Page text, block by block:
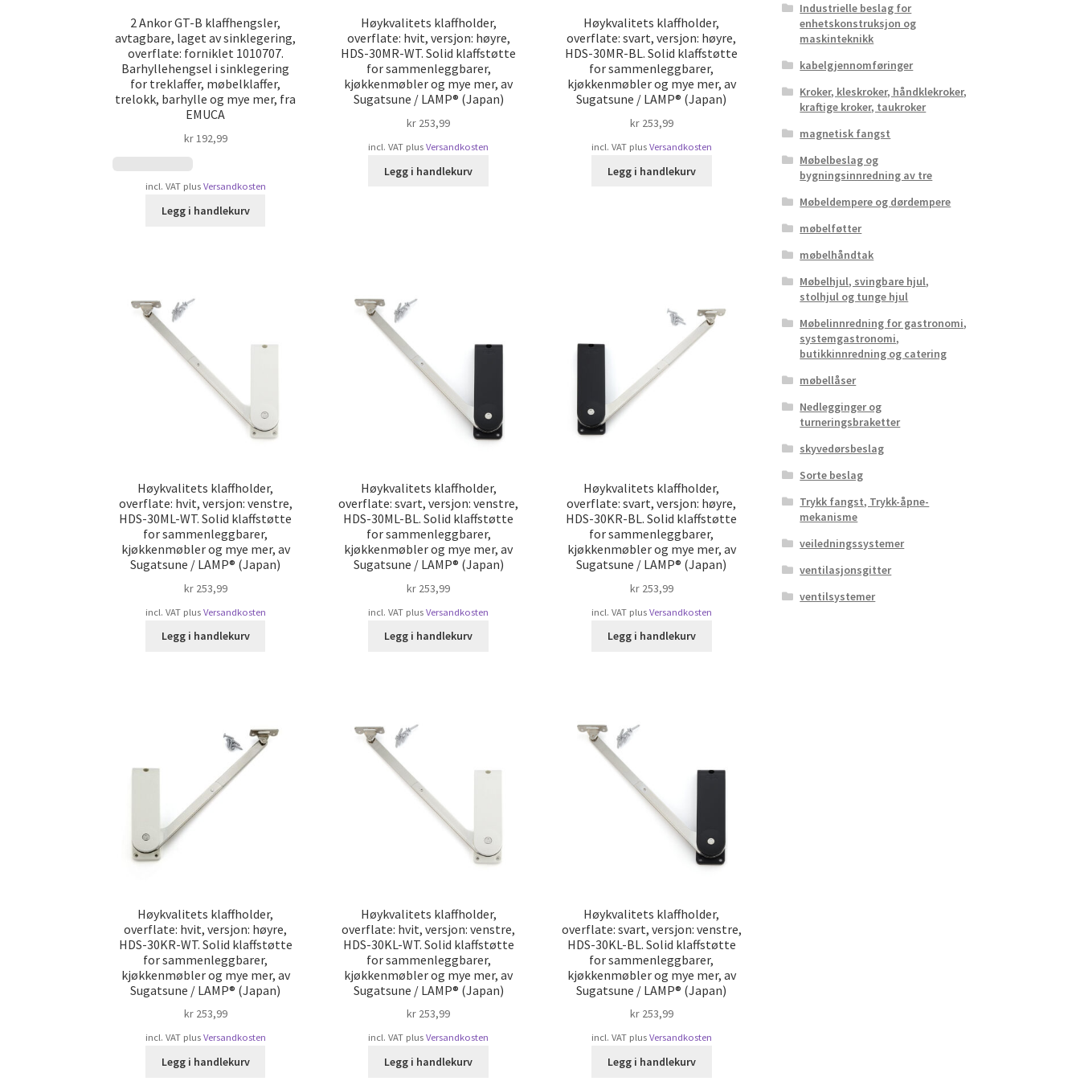
2 Ankor GT-B klaffhengsler,
avtagbare, laget av sinklegering,
overflate: forniklet 1010707.
Barhyllehengsel i sinklegering
for treklaffer, møbelklaffer,
trelokk, barhylle og mye mer, fra
EMUCA
kr192,99
incl. VAT plus Versandkosten
Legg i handlekurv
Høykvalitets klaffholder,
overflate: hvit, versjon: høyre,
HDS-30MR-WT. Solid klaffstøtte
for sammenleggbarer,
kjøkkenmøbler og mye mer, av
Sugatsune / LAMP® (Japan)
kr 253,99
incl. VAT plusVersandkosten
Legg i handlekurv
Høykvalitets klaffholder,
overflate: svart, versjon: høyre,
HDS-30MR-BL. Solid klaffstøtte
for sammenleggbarer,
kjøkkenmøbler og mye mer, av
Sugatsune / LAMP® (Japan)
kr253,99
incl. VAT plus Versandkosten
Legg i handlekurv
Høykvalitets klaffholder,
overflate: hvit, versjon: venstre,
HDS-30ML-WT. Solid klaffstøtte
for sammenleggbarer,
kjøkkenmøbler og mye mer, av
Sugatsune / LAMP® (Japan)
kr253,99
incl. VAT plus Versandkosten
Legg i handlekurv
Høykvalitets klaffholder,
overflate: svart, versjon: venstre,
HDS-30ML-BL. Solid klaffstøtte
for sammenleggbarer,
kjøkkenmøbler og mye mer, av
Sugatsune / LAMP® (Japan)
kr 253,99
incl. VAT plusVersandkosten
Legg i handlekurv
Høykvalitets klaffholder,
overflate: svart, versjon: høyre,
HDS-30KR-BL. Solid klaffstøtte
for sammenleggbarer,
kjøkkenmøbler og mye mer, av
Sugatsune / LAMP® (Japan)
kr253,99
incl. VAT plus Versandkosten
Legg i handlekurv
Høykvalitets klaffholder,
overflate: hvit, versjon: høyre,
HDS-30KR-WT. Solid klaffstøtte
for sammenleggbarer,
kjøkkenmøbler og mye mer, av
Sugatsune / LAMP® (Japan)
kr253,99
incl. VAT plus Versandkosten
Legg i handlekurv
Høykvalitets klaffholder,
overflate: hvit, versjon: venstre,
HDS-30KL-WT. Solid klaffstøtte
for sammenleggbarer,
kjøkkenmøbler og mye mer, av
Sugatsune / LAMP® (Japan)
kr 253,99
incl. VAT plusVersandkosten
Legg i handlekurv
Høykvalitets klaffholder,
overflate: svart, versjon: venstre,
HDS-30KL-BL. Solid klaffstøtte
for sammenleggbarer,
kjøkkenmøbler og mye mer, av
Sugatsune / LAMP® (Japan)
kr253,99
incl. VAT plus Versandkosten
Legg i handlekurv
Industrielle beslag for
enhetskonstruksjon og
maskinteknikk
kabelgjennomføringer
Kroker, kleskroker, håndklekroker,
kraftige kroker, taukroker
magnetisk fangst
Møbelbeslag og
bygningsinnredning av tre
Møbeldempere og dørdempere
møbelføtter
møbelhåndtak
Møbelhjul, svingbare hjul,
stolhjul og tunge hjul
Møbelinnredning for gastronomi,
systemgastronomi,
butikkinnredning og catering
møbellåser
Nedlegginger og
turneringsbraketter
skyvedørsbeslag
Sorte beslag
Trykk fangst, Trykk-åpne-
mekanisme
veiledningssystemer
ventilasjonsgitter
ventilsystemer